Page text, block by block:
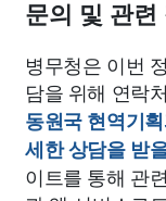
문의 및 관련
병무청은 이번
담을 위해 연락
동원국 현역기
세한 상담을 받
이트를 통해 관